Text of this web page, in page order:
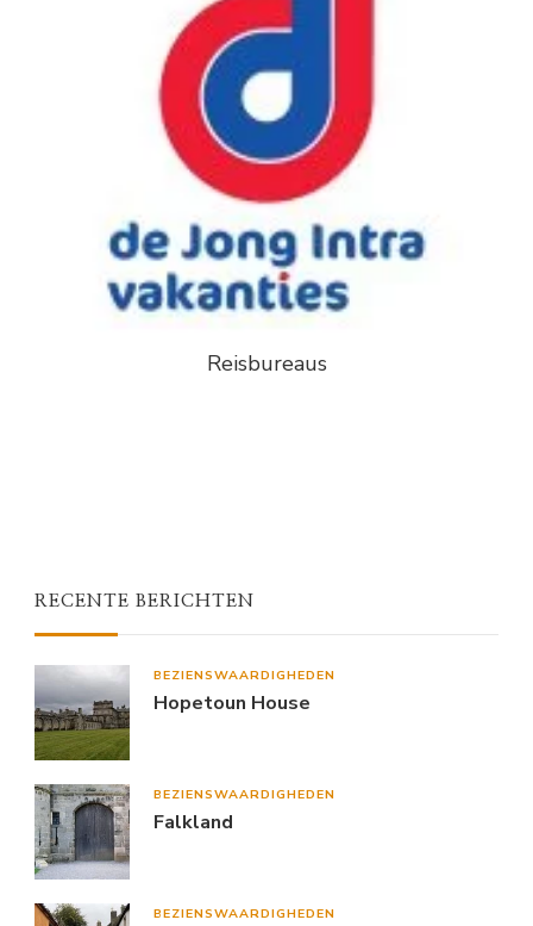
Reisbureaus
RECENTE BERICHTEN
BEZIENSWAARDIGHEDEN
Hopetoun House
BEZIENSWAARDIGHEDEN
Falkland
BEZIENSWAARDIGHEDEN